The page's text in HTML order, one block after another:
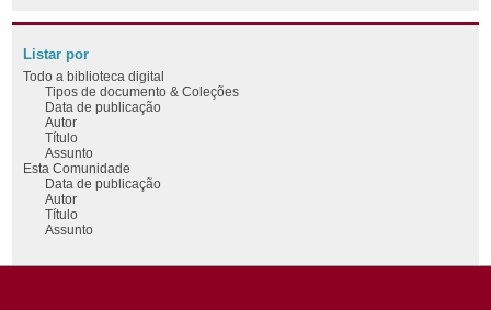
Listar por
Todo a biblioteca digital
Tipos de documento & Coleções
Data de publicação
Autor
Título
Assunto
Esta Comunidade
Data de publicação
Autor
Título
Assunto